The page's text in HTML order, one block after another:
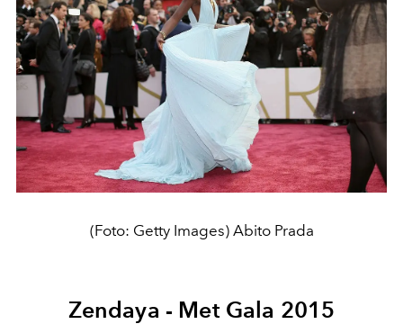
(Foto: Getty Images) Abito Prada
Zendaya - Met Gala 2015